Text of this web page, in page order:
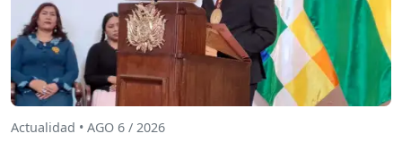
Actualidad • AGO 6 / 2026